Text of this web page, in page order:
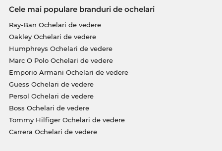
Cele mai populare branduri de ochelari
Ray-Ban Ochelari de vedere
Oakley Ochelari de vedere
Humphreys Ochelari de vedere
Marc O Polo Ochelari de vedere
Emporio Armani Ochelari de vedere
Guess Ochelari de vedere
Persol Ochelari de vedere
Boss Ochelari de vedere
Tommy Hilfiger Ochelari de vedere
Carrera Ochelari de vedere